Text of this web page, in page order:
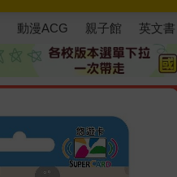
唯紅花綻放
奧德賽 路邊攤新作
動漫ACG 親子館 英文書